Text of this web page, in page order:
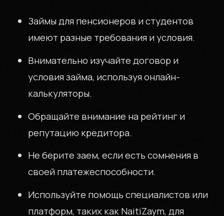
Займы для пенсионеров и студентов
имеют разные требования и условия.
Внимательно изучайте договор и
условия займа, используя онлайн-
калькуляторы.
Обращайте внимание на рейтинг и
репутацию кредитора.
Не берите заем, если есть сомнения в
своей платежеспособности.
Используйте помощь специалистов или
платформ, таких как NaitiZaym, для